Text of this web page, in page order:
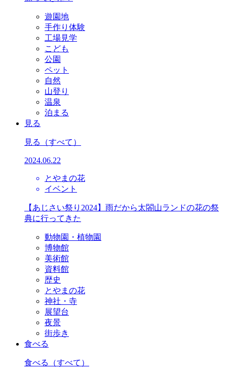
遊園地
手作り体験
工場見学
こども
公園
ペット
自然
山登り
温泉
泊まる
見る
見る （すべて）
2024.06.22
とやまの花
イベント
【あじさい祭り2024】雨だから太閤山ランドの花の祭
典に行ってきた
動物園・植物園
博物館
美術館
資料館
歴史
とやまの花
神社・寺
展望台
夜景
街歩き
食べる
食べる （すべて）